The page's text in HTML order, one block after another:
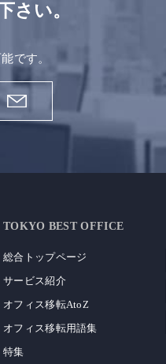
さい。
です。
TOKYO BEST OFFICE
総合トップページ
サービス紹介
オフィス移転AtoZ
オフィス移転用語集
特集